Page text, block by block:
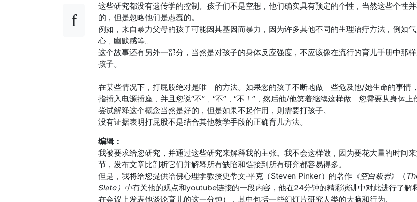
这些研究都没有遗传学的控制。孩子们不是空想，他们确实具有预定的个性，当然这些个性
的，但是忽略他们是愚蠢的。
例如，来自暴力父母的孩子可能因其基因而暴力，因为许多其他不同的生理治疗方法，例如
心，幽默感等。
这个故事还有另外一部分，当然是对孩子的身体反应强度，不应该像在流行的育儿手册中那
孩子。
在某些情况下，打屁股绝对是唯一的方法。如果您的孩子不断地做一些危及他/她生命的事情
指插入电源插座，并且您说“不”，“不”，“不！”，然后他/他笑着继续这样做，您需要从身体上
尝试解释这个概念当然是好的，但是如果不起作用，则需要打孩子。
没有证据表明打屁股不是结合其他教学手段的正确育儿方法。
编辑：
我被要求给您研究，并通过这些研究来解释我的主张。我不会这样做，因为要花大量的时间
节，发布文章比剖析它们并解释所有缺陷和链接到所有研究都容易得多。
但是，我将给您提供哈佛心理学教授史蒂文·平克（Steven Pinker）的著作 《空白板岩》（
Slate）中有关他的观点和youtube链接的一段内容，他在24分钟的精彩演讲中对此进行了解
在会议上发表他谈论育儿的这一分钟），其中包括一些幻灯片研究人类的大脑和行为。